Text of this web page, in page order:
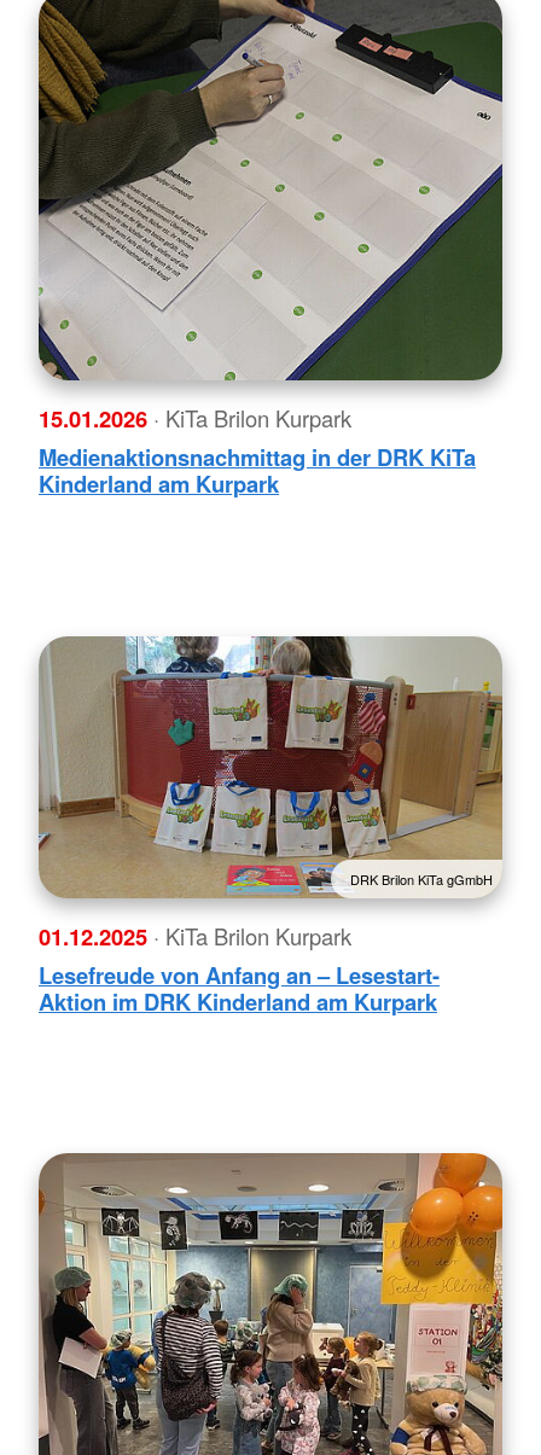
15.01.2026 · KiTa Brilon Kurpark
Medienaktionsnachmittag in der DRK KiTa
Kinderland am Kurpark
DRK Brilon KiTa gGmbH
01.12.2025 · KiTa Brilon Kurpark
Lesefreude von Anfang an – Lesestart-
Aktion im DRK Kinderland am Kurpark